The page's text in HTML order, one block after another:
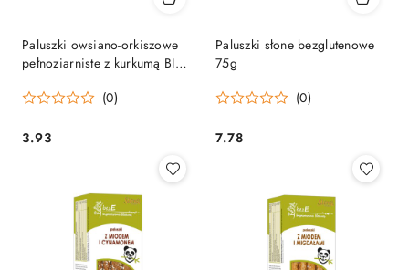
Paluszki owsiano-orkiszowe
pełnoziarniste z kurkumą BIO
(0)
Cena:
3.93
Paluszki słone bezglutenowe
75g
(0)
Cena:
7.78